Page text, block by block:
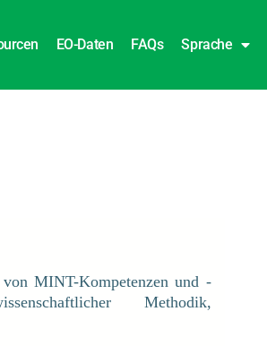
EO-Daten FAQs Sprache
MINT-Kompetenzen und -
Methodik,